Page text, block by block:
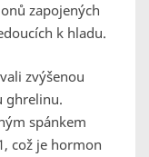
zapojených
k hladu.
zvýšenou
ghrelinu.
spánkem
což je hormon